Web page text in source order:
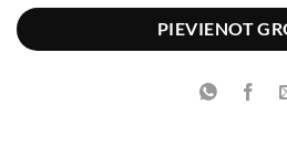
PIEVIENOT